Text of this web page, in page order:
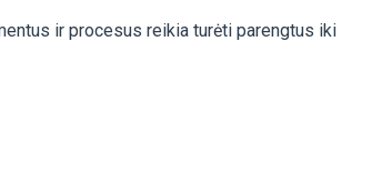
ir procesus reikia turėti parengtus iki